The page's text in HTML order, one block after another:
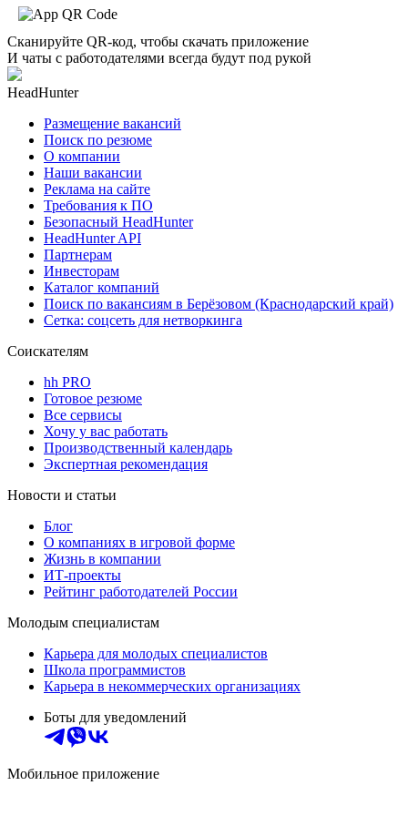
Сканируйте QR-код, чтобы скачать приложение
И чаты с работодателями всегда будут под рукой
HeadHunter
Размещение вакансий
Поиск по резюме
О компании
Наши вакансии
Реклама на сайте
Требования к ПО
Безопасный HeadHunter
HeadHunter API
Партнерам
Инвесторам
Каталог компаний
Поиск по вакансиям в Берёзовом (Краснодарский край)
Сетка: соцсеть для нетворкинга
Соискателям
hh PRO
Готовое резюме
Все сервисы
Хочу у вас работать
Производственный календарь
Экспертная рекомендация
Новости и статьи
Блог
О компаниях в игровой форме
Жизнь в компании
ИТ-проекты
Рейтинг работодателей России
Молодым специалистам
Карьера для молодых специалистов
Школа программистов
Карьера в некоммерческих организациях
Боты для уведомлений
Мобильное приложение